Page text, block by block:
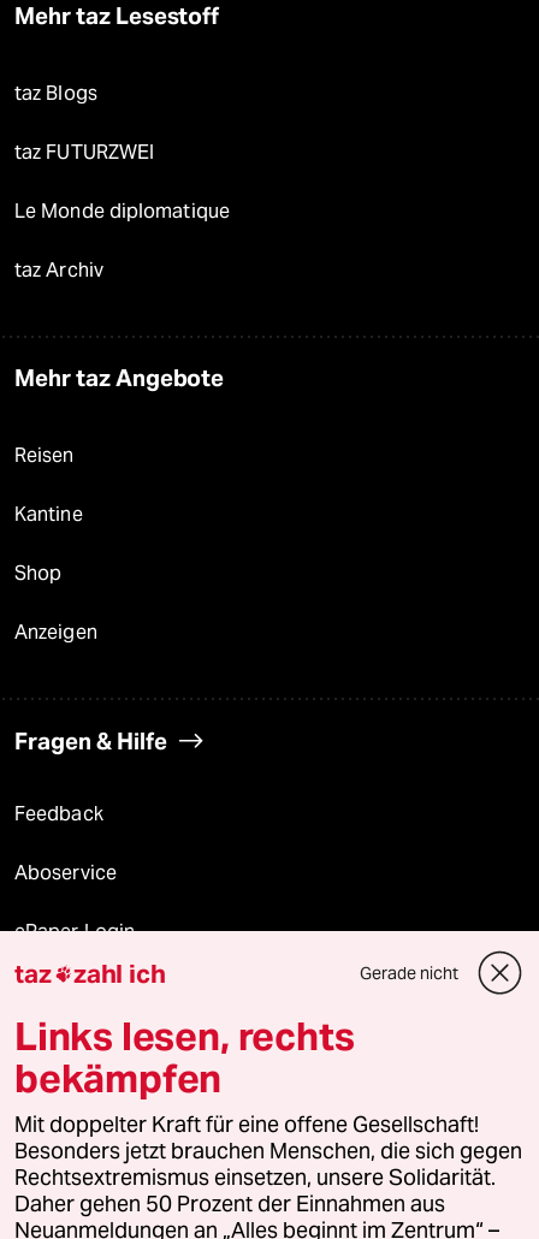
Mehr taz Lesestoff
taz Blogs
taz FUTURZWEI
Le Monde diplomatique
taz Archiv
Mehr taz Angebote
Reisen
Kantine
Shop
Anzeigen
Fragen & Hilfe
Feedback
Aboservice
ePaper Login
Downloads für Abonnierende
© 2026 taz Verlags und Vertriebs GmbH
Alle Rechte vorbehalten. Bei rechtlichen Fragen oder für Genehmigungen
wenden Sie sich bitte an
lizenzen@taz.de
Feedback Redaktionsstatut Kommune-Richtlinien
taz zahl ich Gerade nicht
Links lesen, rechts
bekämpfen
Mit doppelter Kraft für eine offene Gesellschaft!
Besonders jetzt brauchen Menschen, die sich gegen
Rechtsextremismus einsetzen, unsere Solidarität.
Daher gehen 50 Prozent der Einnahmen aus
Neuanmeldungen an „Alles beginnt im Zentrum“ –